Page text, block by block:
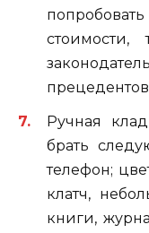
стоимости,
Ручная
брать
телефон;
клатч,
книги,